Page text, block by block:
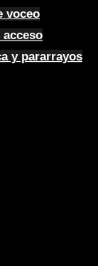
voceo
y pararrayos